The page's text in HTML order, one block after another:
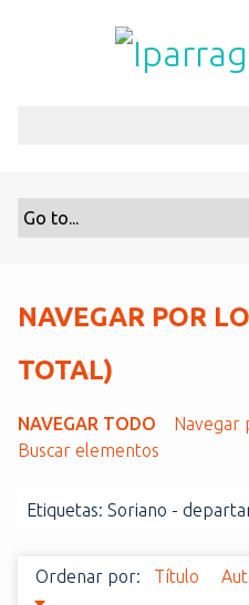
NAVEGAR POR
TOTAL)
NAVEGAR TODO
Navegar
Buscar elementos
Etiquetas: Soriano -
Ordenar por: Título